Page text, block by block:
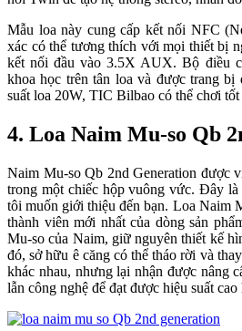
Mẫu loa này cung cấp kết nối NFC
xác có thể tương thích với mọi thiết bị
kết nối đầu vào 3.5X AUX. Bộ điều
khoa học trên tân loa và được trang
suất loa 20W, TIC Bilbao có thể chơi
4. Loa Naim Mu-so Qb
Naim Mu-so Qb 2nd Generation được
trong một chiếc hộp vuông vức. Đây là
tôi muốn giới thiệu đến bạn. Loa Naim
thành viên mới nhất của dòng sản
Mu-so của Naim, giữ nguyên thiết kế
đó, sở hữu ê căng có thể tháo rời và
khác nhau, nhưng lại nhận được nâng
lẫn công nghệ để đạt được hiệu suất cao